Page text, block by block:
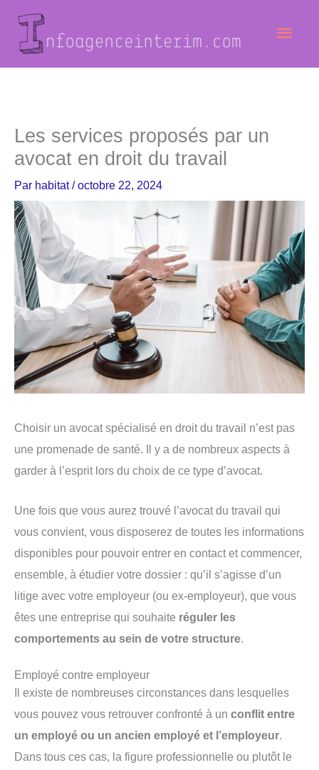
contenu
Les services proposés par un
avocat en droit du travail
Par habitat/octobre 22, 2024
Choisir un avocat spécialisé en droit du travail n’est pas
une promenade de santé. Il y a de nombreux aspects à
garder à l’esprit lors du choix de ce type d’avocat.
Une fois que vous aurez trouvé l’avocat du travail qui
vous convient, vous disposerez de toutes les informations
disponibles pour pouvoir entrer en contact et commencer,
ensemble, à étudier votre dossier : qu’il s’agisse d’un
litige avec votre employeur (ou ex-employeur), que vous
êtes une entreprise qui souhaite réguler les
comportements au sein de votre structure.
Employé contre employeur
Il existe de nombreuses circonstances dans lesquelles
vous pouvez vous retrouver confronté à un conflit entre
un employé ou un ancien employé et l’employeur.
Dans tous ces cas, la figure professionnelle ou plutôt le